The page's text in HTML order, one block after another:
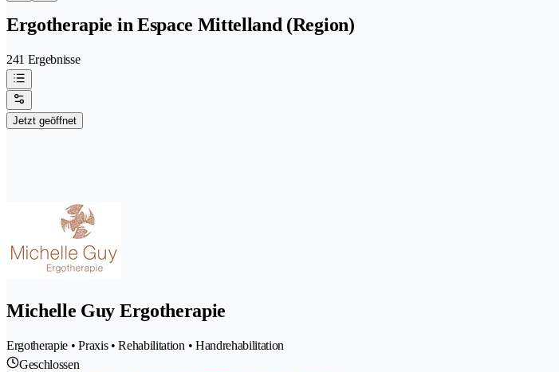
Ergotherapie in Espace Mittelland (Region)
241 Ergebnisse
Jetzt geöffnet
Michelle Guy Ergotherapie
Ergotherapie • Praxis • Rehabilitation • Handrehabilitation
Geschlossen